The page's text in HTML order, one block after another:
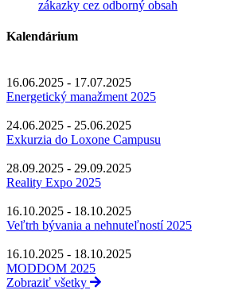
zákazky cez odborný obsah
Kalendárium
16.06.2025 - 17.07.2025
Energetický manažment 2025
24.06.2025 - 25.06.2025
Exkurzia do Loxone Campusu
28.09.2025 - 29.09.2025
Reality Expo 2025
16.10.2025 - 18.10.2025
Veľtrh bývania a nehnuteľností 2025
16.10.2025 - 18.10.2025
MODDOM 2025
Zobraziť všetky